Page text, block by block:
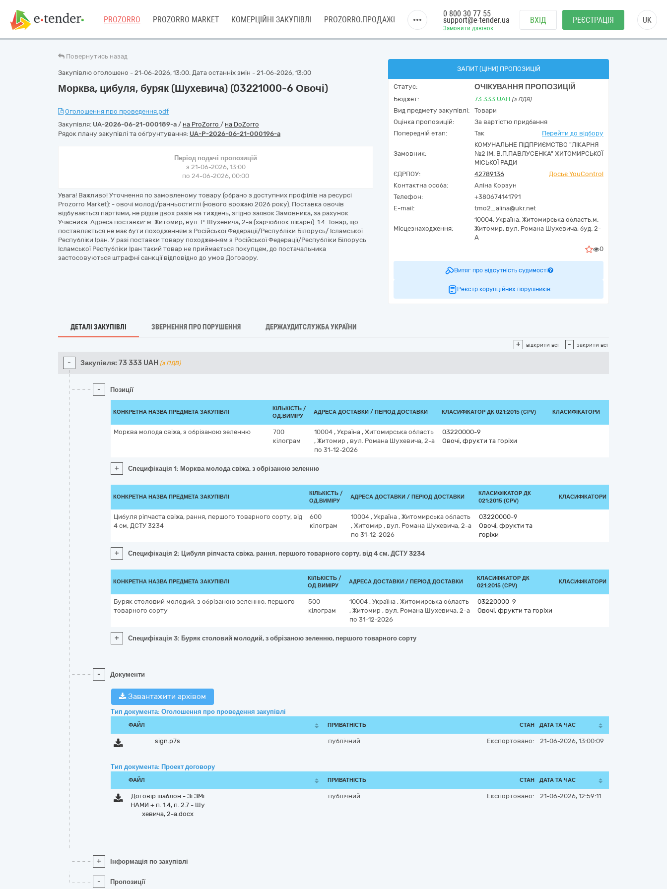
PROZORRO PROZORRO MARKET КОМЕРЦІЙНІ ЗАКУПІВЛІ PROZORRO.ПРОДАЖІ
Замовити дзвінок
0 800 30 77 55
support@e-tender.ua ВХІД РЕЄСТРАЦІЯ UK
Повернутись назад
Закупівлю оголошено - 21-06-2026, 13:00. Дата останніх змін - 21-06-2026, 13:00
Морква, цибуля, буряк (Шухевича) (03221000-6 Овочі)
Оголошення про проведення.pdf
Закупівля: UA-2026-06-21-000189-a / на ProZorro / на DoZorro
Рядок плану закупівлі та обґрунтування: UA-P-2026-06-21-000196-a
Період подачі пропозицій
з 21-06-2026, 13:00
по 24-06-2026, 00:00
Увага! Важливо! Уточнення по замовленому товару (обрано з доступних профілів на ресурсі
Prozorro Market): - овочі молоді/ранньостиглі (нового врожаю 2026 року). Поставка овочів
відбувається партіями, не рідше двох разів на тиждень, згідно заявок Замовника, за рахунок
Учасника. Адреса поставки: м. Житомир, вул. Р. Шухевича, 2-а (харчоблок лікарні). 1.4. Товар, що
поставляється не має бути походженням з Російської Федерації/Республіки Білорусь/ Ісламської
Республіки Іран. У разі поставки товару походженням з Російської Федерації/Республіки Білорусь
Ісламської Республіки Іран такий товар не приймається покупцем, до постачальника
застосовуються штрафні санкції відповідно до умов Договору.
ЗАПИТ (ЦІНИ) ПРОПОЗИЦІЙ
Статус: ОЧІКУВАННЯ ПРОПОЗИЦІЙ
Бюджет: 73 333 UAH (з ПДВ)
Вид предмету закупівлі:
Товари
Оцінка пропозицій:
За вартістю придбання
Попередній етап:
Так Перейти до відбору
Замовник:
КОМУНАЛЬНЕ ПІДПРИЄМСТВО "ЛІКАРНЯ
№2 ІМ. В.П.ПАВЛУСЕНКА" ЖИТОМИРСЬКОЇ
МІСЬКОЇ РАДИ
ЄДРПОУ:
42789136
Досьє YouControl
Контактна особа:
Аліна Корзун
Телефон:
+380674141791
E-mail:
tmo2_alina@ukr.net
Місцезнаходження:
10004, Україна, Житомирська область,м.
Житомир, вул. Романа Шухевича, буд. 2-
А
0
Витяг про відсутність судимості
Реєстр корупційних порушників
ДЕТАЛІ ЗАКУПІВЛІ ЗВЕРНЕННЯ ПРО ПОРУШЕННЯ ДЕРЖАУДИТСЛУЖБА УКРАЇНИ
+ відкрити всі - закрити всі
- Закупівля: 73 333 UAH (з ПДВ)
- Позиції
КОНКРЕТНА НАЗВА ПРЕДМЕТА ЗАКУПІВЛІ
КІЛЬКІСТЬ /
ОД.ВИМІРУ
АДРЕСА ДОСТАВКИ / ПЕРІОД ДОСТАВКИ КЛАСИФІКАТОР ДК 021:2015 (CPV) КЛАСИФІКАТОРИ
Морква молода свіжа, з обрізаною зеленню
700
кілограм
10004 , Україна , Житомирська область
, Житомир , вул. Романа Шухевича, 2-а
по 31-12-2026
03220000-9
Овочі, фрукти та горіхи
+ Специфікація 1: Морква молода свіжа, з обрізаною зеленню
КОНКРЕТНА НАЗВА ПРЕДМЕТА ЗАКУПІВЛІ
КІЛЬКІСТЬ /
ОД.ВИМІРУ
АДРЕСА ДОСТАВКИ / ПЕРІОД ДОСТАВКИ
КЛАСИФІКАТОР ДК
021:2015 (CPV)
КЛАСИФІКАТОРИ
Цибуля ріпчаста свіжа, рання, першого товарного сорту, від
4 см, ДСТУ 3234
600
кілограм
10004 , Україна , Житомирська область
, Житомир , вул. Романа Шухевича, 2-а
по 31-12-2026
03220000-9
Овочі, фрукти та
горіхи
+ Специфікація 2: Цибуля ріпчаста свіжа, рання, першого товарного сорту, від 4 см, ДСТУ 3234
КОНКРЕТНА НАЗВА ПРЕДМЕТА ЗАКУПІВЛІ
КІЛЬКІСТЬ /
ОД.ВИМІРУ
АДРЕСА ДОСТАВКИ / ПЕРІОД ДОСТАВКИ
КЛАСИФІКАТОР ДК
021:2015 (CPV)
КЛАСИФІКАТОРИ
Буряк столовий молодий, з обрізаною зеленню, першого
товарного сорту
500
кілограм
10004 , Україна , Житомирська область
, Житомир , вул. Романа Шухевича, 2-а
по 31-12-2026
03220000-9
Овочі, фрукти та горіхи
+ Специфікація 3: Буряк столовий молодий, з обрізаною зеленню, першого товарного сорту
- Документи
Завантажити архівом
Тип документа: Оголошення про проведення закупівлі
ФАЙЛ ПРИВАТНІСТЬ СТАН ДАТА ТА ЧАС
sign.p7s публічний Експортовано: 21-06-2026, 13:00:09
Тип документа: Проект договору
ФАЙЛ ПРИВАТНІСТЬ СТАН ДАТА ТА ЧАС
Договір шаблон - Зі ЗМі
НАМИ + п. 1.4, п. 2.7 - Шу
хевича, 2-а.docx
публічний Експортовано: 21-06-2026, 12:59:11
+ Інформація по закупівлі
- Пропозиції